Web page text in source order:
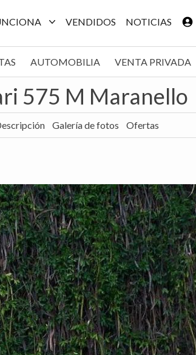
VENDIDOS NOTICIAS
AUTOMOBILIA VENTA PRIVADA
575 M Maranello
Galería de fotos Ofertas